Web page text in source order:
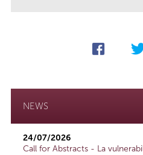
NEWS
24/07/2026
Call for Abstracts - La